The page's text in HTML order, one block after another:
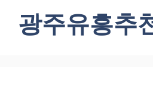
광주유흥추